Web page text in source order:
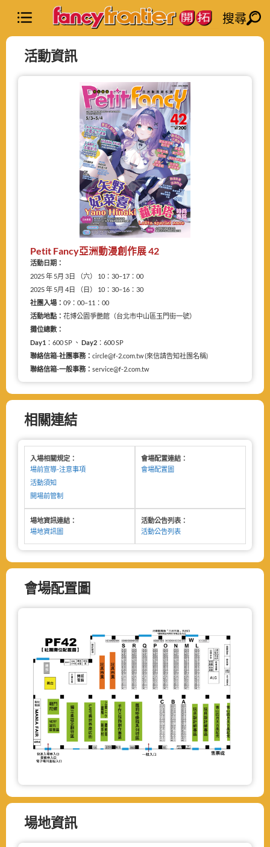
搜尋
活動資訊
Petit Fancy亞洲動漫創作展 42
活動日期：
2025 年 5月 3日 （六） 10：30–17：00
2025 年 5月 4日 （日） 10：30–16：30
社團入場： 09：00–11：00
活動地點： 花博公園爭艷館（台北市中山區玉門街一號）
攤位總數：
Day1 ：600 SP 、 Day2 ：600 SP
聯絡信箱-社團事務： circle@f-2.com.tw (來信請告知社團名稱)
聯絡信箱-一般事務： service@f-2.com.tw
相關連結
入場相關規定：
場前宣導-注意事項
活動須知
開場前管制
會場配置連結：
會場配置圖
場地資訊連結：
場地資訊圖
活動公告列表：
活動公告列表
會場配置圖
場地資訊